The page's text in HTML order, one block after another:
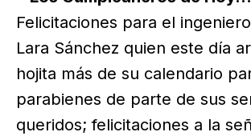
Felicitaciones para el
Lara Sánchez quien este día
hojita más de su calendario
parabienes de parte de sus
queridos; felicitaciones a la